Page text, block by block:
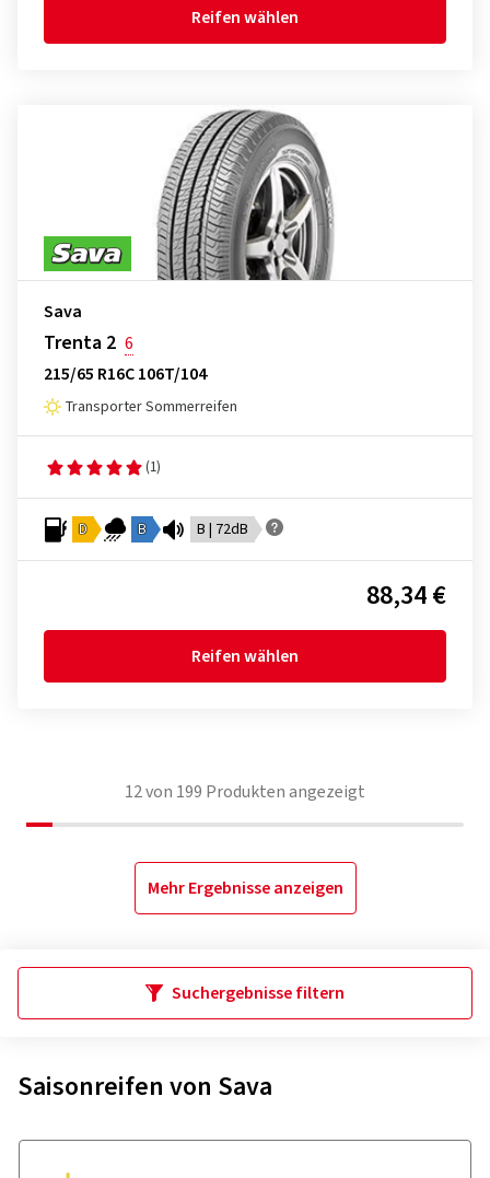
Reifen wählen
Sava
Trenta 2 6
215/65 R16C 106T/104
Transporter Sommerreifen
(1)
D B B | 72dB
88,34 €
Reifen wählen
12von 199 Produkten angezeigt
Mehr Ergebnisse anzeigen
Suchergebnisse filtern
Saisonreifen von Sava